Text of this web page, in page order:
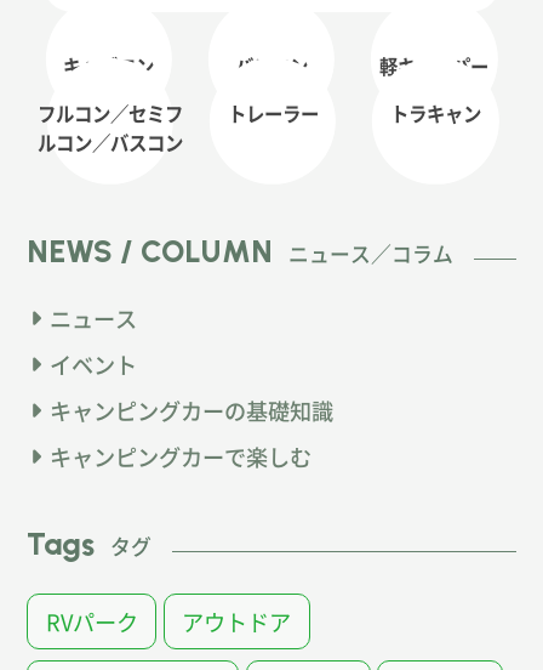
キャブコン バンコン
軽キャンパー
フルコン／セミフ
ルコン／バスコン
トレーラー トラキャン
NEWS / COLUMN ニュース／コラム
ニュース
イベント
キャンピングカーの基礎知識
キャンピングカーで楽しむ
Tags タグ
RVパーク アウトドア